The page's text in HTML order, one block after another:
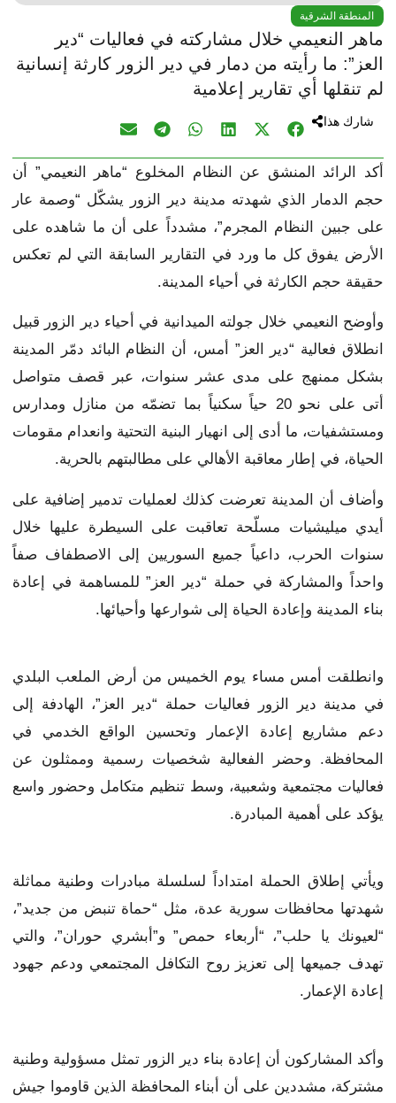
المنطقة الشرقية
ماهر النعيمي خلال مشاركته في فعاليات “دير
العز”: ما رأيته من دمار في دير الزور كارثة إنسانية
لم تنقلها أي تقارير إعلامية
شارك هذا
أكد الرائد المنشق عن النظام المخلوع “ماهر النعيمي” أن
حجم الدمار الذي شهدته مدينة دير الزور يشكّل “وصمة عار
على جبين النظام المجرم”، مشدداً على أن ما شاهده على
الأرض يفوق كل ما ورد في التقارير السابقة التي لم تعكس
حقيقة حجم الكارثة في أحياء المدينة.
وأوضح النعيمي خلال جولته الميدانية في أحياء دير الزور قبيل
انطلاق فعالية “دير العز” أمس، أن النظام البائد دمّر المدينة
بشكل ممنهج على مدى عشر سنوات، عبر قصف متواصل
أتى على نحو 20 حياً سكنياً بما تضمّه من منازل ومدارس
ومستشفيات، ما أدى إلى انهيار البنية التحتية وانعدام مقومات
الحياة، في إطار معاقبة الأهالي على مطالبتهم بالحرية.
وأضاف أن المدينة تعرضت كذلك لعمليات تدمير إضافية على
أيدي ميليشيات مسلّحة تعاقبت على السيطرة عليها خلال
سنوات الحرب، داعياً جميع السوريين إلى الاصطفاف صفاً
واحداً والمشاركة في حملة “دير العز” للمساهمة في إعادة
بناء المدينة وإعادة الحياة إلى شوارعها وأحيائها.
وانطلقت أمس مساء يوم الخميس من أرض الملعب البلدي
في مدينة دير الزور فعاليات حملة “دير العز”، الهادفة إلى
دعم مشاريع إعادة الإعمار وتحسين الواقع الخدمي في
المحافظة. وحضر الفعالية شخصيات رسمية وممثلون عن
فعاليات مجتمعية وشعبية، وسط تنظيم متكامل وحضور واسع
يؤكد على أهمية المبادرة.
ويأتي إطلاق الحملة امتداداً لسلسلة مبادرات وطنية مماثلة
شهدتها محافظات سورية عدة، مثل “حماة تنبض من جديد”،
“لعيونك يا حلب”، “أربعاء حمص” و”أبشري حوران”، والتي
تهدف جميعها إلى تعزيز روح التكافل المجتمعي ودعم جهود
إعادة الإعمار.
وأكد المشاركون أن إعادة بناء دير الزور تمثل مسؤولية وطنية
مشتركة، مشددين على أن أبناء المحافظة الذين قاوموا جيش